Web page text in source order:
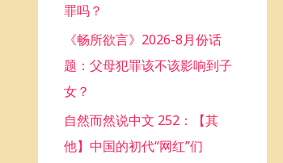
罪吗？
《畅所欲言》2026-8月份话
题：父母犯罪该不该影响到子
女？
自然而然说中文 252：【其
他】中国的初代“网红”们